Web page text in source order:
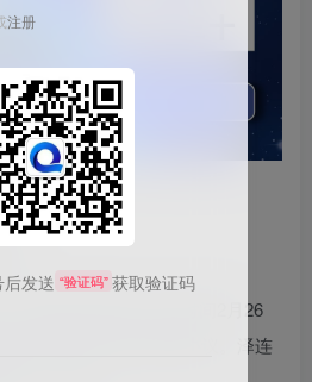
榜
问题要问特朗普 当地时间2月26
于本周五访美并签署协议。泽连
注册
发送 “验证码” 获取验证码